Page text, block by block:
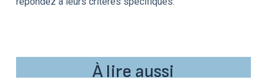
À lire aussi